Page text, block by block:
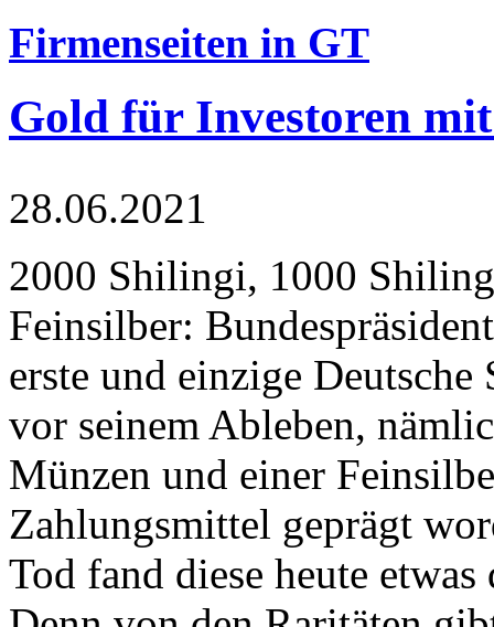
Firmenseiten in GT
Gold für Investoren
28.06.2021
2000 Shilingi, 1000
Feinsilber:
erste und einzige Deutsche
vor seinem Ableben,
Münzen und einer
Zahlungsmittel geprägt
Tod fand diese heute